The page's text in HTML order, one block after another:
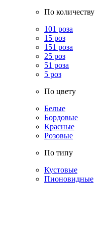
По количеству
101 роза
15 роз
151 роза
25 роз
51 роза
5 роз
По цвету
Белые
Бордовые
Красные
Розовые
По типу
Кустовые
Пионовидные